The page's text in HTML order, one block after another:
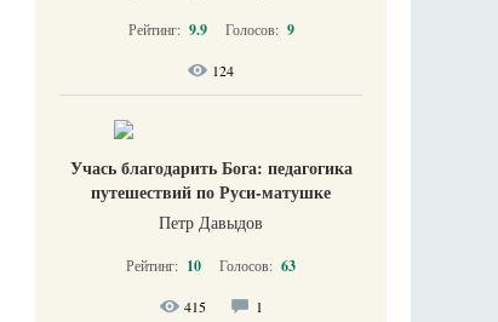
Рейтинг: 9.9 Голосов: 9
124
Учась благодарить Бога: педагогика
путешествий по Руси-матушке
Петр Давыдов
Рейтинг: 10 Голосов: 63
415 1